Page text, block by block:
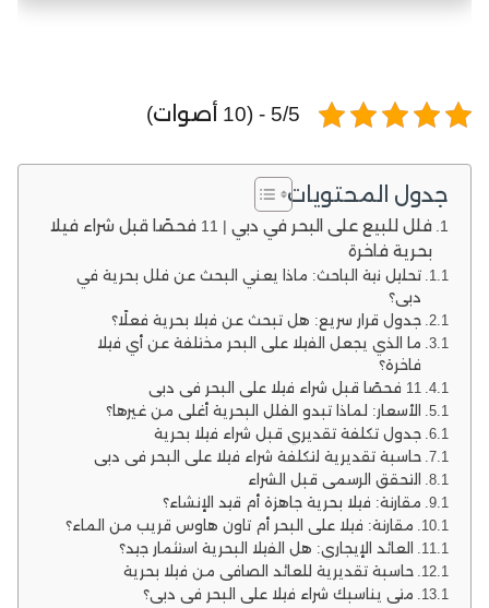
5/5 - (10 أصوات)
جدول المحتويات
فلل للبيع على البحر في دبي | 11 فحصًا قبل شراء فيلا
بحرية فاخرة
تحليل نية الباحث: ماذا يعني البحث عن فلل بحرية في
دبي؟
جدول قرار سريع: هل تبحث عن فيلا بحرية فعلًا؟
ما الذي يجعل الفيلا على البحر مختلفة عن أي فيلا
فاخرة؟
11 فحصًا قبل شراء فيلا على البحر في دبي
الأسعار: لماذا تبدو الفلل البحرية أغلى من غيرها؟
جدول تكلفة تقديري قبل شراء فيلا بحرية
حاسبة تقديرية لتكلفة شراء فيلا على البحر في دبي
التحقق الرسمي قبل الشراء
مقارنة: فيلا بحرية جاهزة أم قيد الإنشاء؟
مقارنة: فيلا على البحر أم تاون هاوس قريب من الماء؟
العائد الإيجاري: هل الفيلا البحرية استثمار جيد؟
حاسبة تقديرية للعائد الصافي من فيلا بحرية
متى يناسبك شراء فيلا على البحر في دبي؟